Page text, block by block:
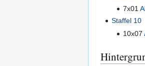
7x01
Staffel 10
10x07